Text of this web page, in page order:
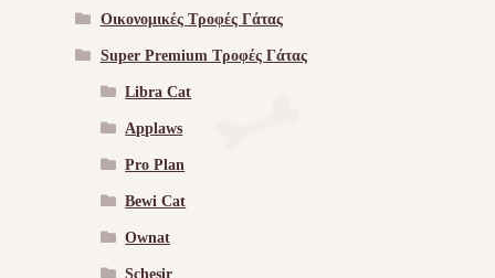
Οικονομικές Τροφές Γάτας
Super Premium Τροφές Γάτας
Libra Cat
Applaws
Pro Plan
Bewi Cat
Ownat
Schesir